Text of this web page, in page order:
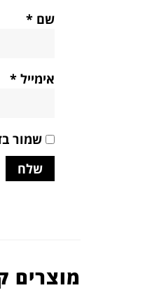
שם *
אימייל *
שמור
מוצרים